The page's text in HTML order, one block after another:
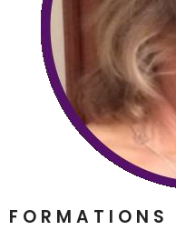
FORMATIONS